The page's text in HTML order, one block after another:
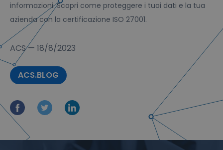
informazioni. Scopri come proteggere i tuoi dati e la tua
azienda con la certificazione ISO 27001.
ACS— 18/8/2023
ACS.BLOG